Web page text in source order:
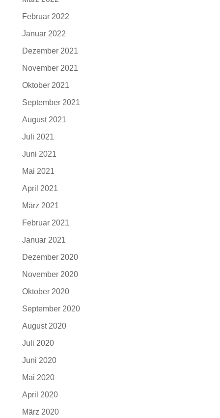
Februar 2022
Januar 2022
Dezember 2021
November 2021
Oktober 2021
September 2021
August 2021
Juli 2021
Juni 2021
Mai 2021
April 2021
März 2021
Februar 2021
Januar 2021
Dezember 2020
November 2020
Oktober 2020
September 2020
August 2020
Juli 2020
Juni 2020
Mai 2020
April 2020
März 2020